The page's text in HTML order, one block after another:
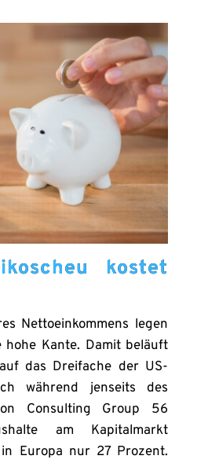
kostet
Nettoeinkommens legen
Kante. Damit beläuft
das Dreifache der US-
während jenseits des
Consulting Group 56
am Kapitalmarkt
Europa nur 27 Prozent.